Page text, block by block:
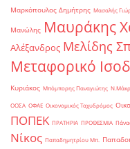
Μαρκόπουλος Δημήτρης Μασαλής
Μανώλης Μαυράκης
Αλέξανδρος Μελίδης
Μεταφορικό
Κυριάκος Μπόμπορης Παναγιώτης
ΟΟΣΑ ΟΦΑΕ Οικονομικός Ταχυδρόμος
ΠΟΠΕΚ ΠΡΑΤΗΡΙΑ ΠΡΟΘΕΣΜΙΑ
Νίκος Παπαδημητρίου Μπ.